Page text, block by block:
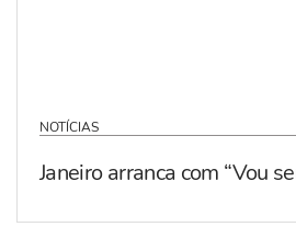
NOTÍCIAS
Janeiro arranca com “Vou